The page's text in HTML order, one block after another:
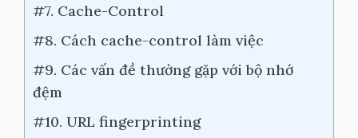
#7. Cache-Control
#8. Cách cache-control làm việc
#9. Các vấn đề thường gặp với bộ nhớ
đệm
#10. URL fingerprinting